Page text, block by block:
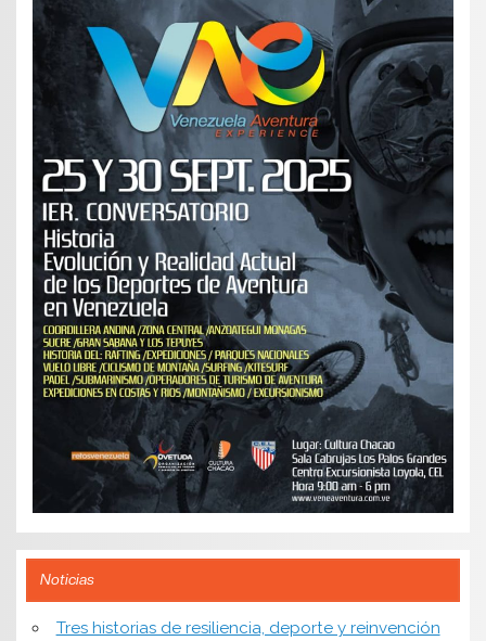
Noticias
​Tres historias de resiliencia, deporte y reinvención